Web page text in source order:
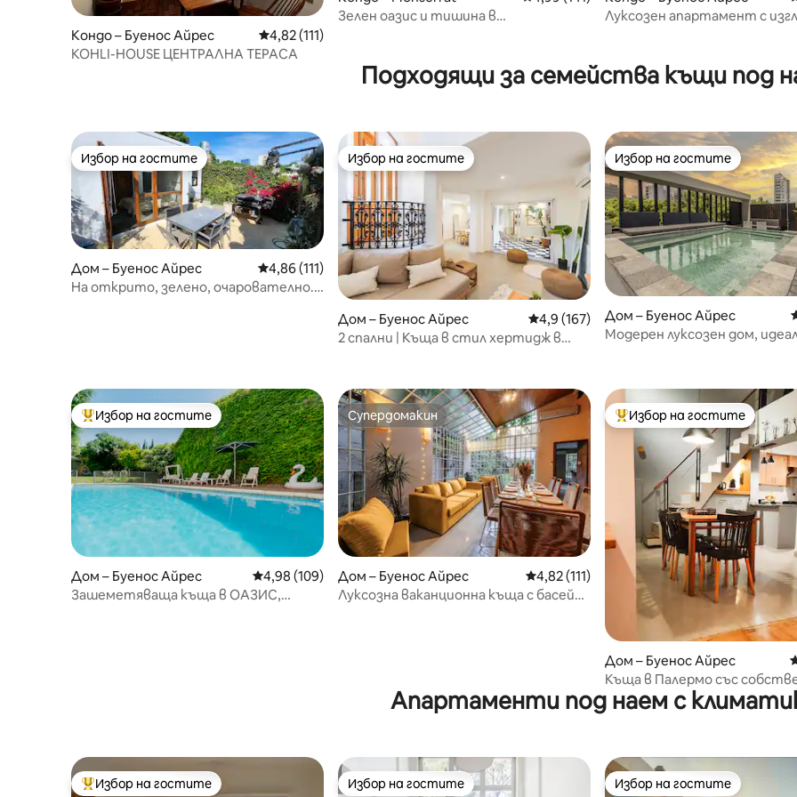
Кондо – Буенос Айрес Средна оценка: 4,82 от 5, 111 отзива
4,82 (111)
KOHLI-HOUSE ЦЕНТРАЛНА ТЕРАСА
Зелен оазис и тишина в
Луксозен апартамент с
Подходящи за семейства къщи под
Избор на гостите
Избор на гостите
Дом – Буенос Айрес Средна оценка: 4,86 от 5, 111 отзива
4,86 (111)
На открито, зелено, очарователно.
Избор на гостите
Избор на гостите
Дом – Буенос Айрес Средна оценка: 4,9 от 5, 167 отзива
4,9 (167)
2 спални | Къща в стил хертидж в
Избор на гостите
Избор на гостите
Дом – Буенос Айрес
Модерен луксозен дом,
Най-популярен избор на гостите
Избор на гостите
Дом – Буенос Айрес Средна оценка: 4,98 от 5, 109 отзива
4,98 (109)
Зашеметяваща къща в ОАЗИС,
Супердомакин
Супердомакин
Дом – Буенос Айрес Средна оценка: 4,82 от 5, 111 отзива
4,82 (111)
Луксозна ваканционна къща с басейн
Най-популярен избор на
Избор на гостите
Дом – Буенос Айрес
Къща в Палермо със
тераса
Апартаменти под наем с
Най-популярен избор на гостите
Избор на гостите Избор на гостите
Избор на гостите Избор на гостите
Избор на гостите